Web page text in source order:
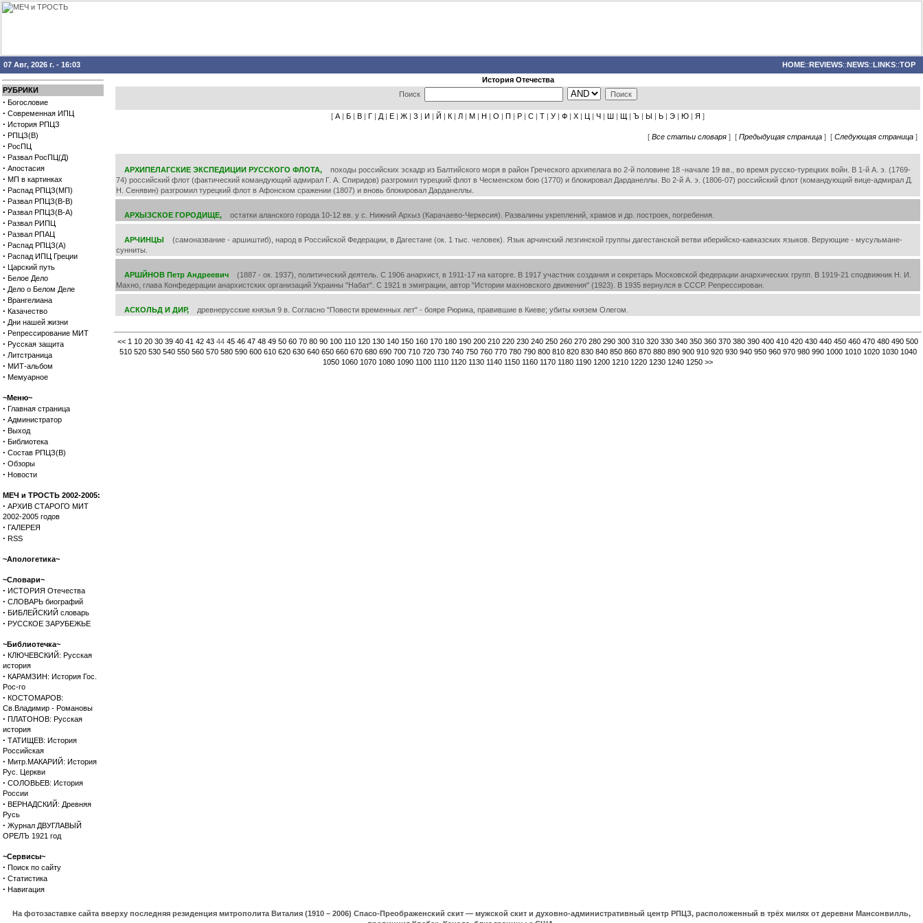
07 Авг, 2026 г. - 16:03 HOME::REVIEWS::NEWS::LINKS::TOP
РУБРИКИ
· Богословие
· Современная ИПЦ
· История РПЦЗ
· РПЦЗ(В)
· РосПЦ
· Развал РосПЦ(Д)
· Апостасия
· МП в картинках
· Распад РПЦЗ(МП)
· Развал РПЦЗ(В-В)
· Развал РПЦЗ(В-А)
· Развал РИПЦ
· Развал РПАЦ
· Распад РПЦЗ(А)
· Распад ИПЦ Греции
· Царский путь
· Белое Дело
· Дело о Белом Деле
· Врангелиана
· Казачество
· Дни нашей жизни
· Репрессирование МИТ
· Русская защита
· Литстраница
· МИТ-альбом
· Мемуарное
~Меню~
· Главная страница
· Администратор
· Выход
· Библиотека
· Состав РПЦЗ(В)
· Обзоры
· Новости
МЕЧ и ТРОСТЬ 2002-2005:
· АРХИВ СТАРОГО МИТ
2002-2005 годов
· ГАЛЕРЕЯ
· RSS
~Апологетика~
~Словари~
· ИСТОРИЯ Отечества
· СЛОВАРЬ биографий
· БИБЛЕЙСКИЙ словарь
· РУССКОЕ ЗАРУБЕЖЬЕ
~Библиотечка~
· КЛЮЧЕВСКИЙ: Русская
история
· КАРАМЗИН: История Гос.
Рос-го
· КОСТОМАРОВ:
Св.Владимир - Романовы
· ПЛАТОНОВ: Русская
история
· ТАТИЩЕВ: История
Российская
· Митр.МАКАРИЙ: История
Рус. Церкви
· СОЛОВЬЕВ: История
России
· ВЕРНАДСКИЙ: Древняя
Русь
· Журнал ДВУГЛАВЫЙ
ОРЕЛЪ 1921 год
~Сервисы~
· Поиск по сайту
· Статистика
· Навигация
История Отечества
Поиск
[ А | Б | В | Г | Д | Е | Ж | З | И | Й | К | Л | М | Н | О | П | Р | С | Т | У | Ф | Х | Ц | Ч | Ш | Щ | Ъ | Ы | Ь | Э | Ю | Я ]
[ Все статьи словаря ] [ Предыдущая страница ] [ Следующая страница ]
АРХИПЕЛАГСКИЕ ЭКСПЕДИЦИИ РУССКОГО ФЛОТА, походы российских эскадр из Балтийского моря в район Греческого архипелага во 2-й половине 18 -начале 19 вв., во время русско-турецких войн. В 1-й А. э. (1769-
74) российский флот (фактический командующий адмирал Г. А. Спиридов) разгромил турецкий флот в Чесменском бою (1770) и блокировал Дарданеллы. Во 2-й А. э. (1806-07) российский флот (командующий вице-адмирал Д.
Н. Сенявин) разгромил турецкий флот в Афонском сражении (1807) и вновь блокировал Дарданеллы.
АРХЫЗСКОЕ ГОРОДИЩЕ, остатки аланского города 10-12 вв. у с. Нижний Архыз (Карачаево-Черкесия). Развалины укреплений, храмов и др. построек, погребения.
АРЧИНЦЫ (самоназвание - аршиштиб), народ в Российской Федерации, в Дагестане (ок. 1 тыс. человек). Язык арчинский лезгинской группы дагестанской ветви иберийско-кавказских языков. Верующие - мусульмане-
сунниты.
АРШЙНОВ Петр Андреевич (1887 - ок. 1937), политический деятель. С 1906 анархист, в 1911-17 на каторге. В 1917 участник создания и секретарь Московской федерации анархических групп. В 1919-21 сподвижник Н. И.
Махно, глава Конфедерации анархистских организаций Украины "Набат". С 1921 в эмиграции, автор "Истории махновского движения" (1923). В 1935 вернулся в СССР. Репрессирован.
АСКОЛЬД И ДИР, древнерусские князья 9 в. Согласно "Повести временных лет" - бояре Рюрика, правившие в Киеве; убиты князем Олегом.
<< 1 10 20 30 39 40 41 42 43 44 45 46 47 48 49 50 60 70 80 90 100 110 120 130 140 150 160 170 180 190 200 210 220 230 240 250 260 270 280 290 300 310 320 330 340 350 360 370 380 390 400 410 420 430 440 450 460 470 480 490 500
510 520 530 540 550 560 570 580 590 600 610 620 630 640 650 660 670 680 690 700 710 720 730 740 750 760 770 780 790 800 810 820 830 840 850 860 870 880 890 900 910 920 930 940 950 960 970 980 990 1000 1010 1020 1030 1040
1050 1060 1070 1080 1090 1100 1110 1120 1130 1140 1150 1160 1170 1180 1190 1200 1210 1220 1230 1240 1250 >>
На фотозаставке сайта вверху последняя резиденция митрополита Виталия (1910 – 2006) Спасо-Преображенский скит — мужской скит и духовно-административный центр РПЦЗ, расположенный в трёх милях от деревни Мансонвилль,